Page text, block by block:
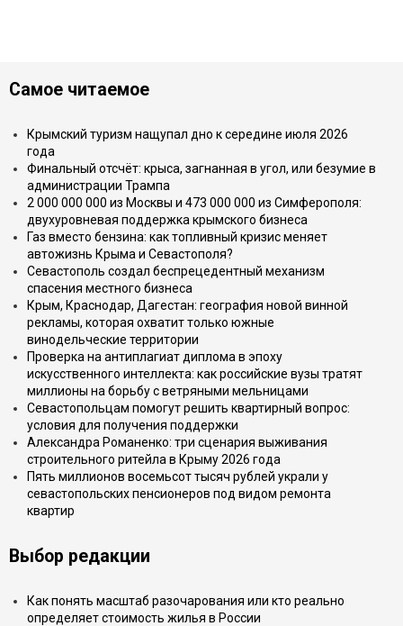
Самое читаемое
Крымский туризм нащупал дно к середине июля 2026
года
Финальный отсчёт: крыса, загнанная в угол, или безумие в
администрации Трампа
2 000 000 000 из Москвы и 473 000 000 из Симферополя:
двухуровневая поддержка крымского бизнеса
Газ вместо бензина: как топливный кризис меняет
автожизнь Крыма и Севастополя?
Севастополь создал беспрецедентный механизм
спасения местного бизнеса
Крым, Краснодар, Дагестан: география новой винной
рекламы, которая охватит только южные
винодельческие территории
Проверка на антиплагиат диплома в эпоху
искусственного интеллекта: как российские вузы тратят
миллионы на борьбу с ветряными мельницами
Севастопольцам помогут решить квартирный вопрос:
условия для получения поддержки
Александра Романенко: три сценария выживания
строительного ритейла в Крыму 2026 года
Пять миллионов восемьсот тысяч рублей украли у
севастопольских пенсионеров под видом ремонта
квартир
Выбор редакции
Как понять масштаб разочарования или кто реально
определяет стоимость жилья в России